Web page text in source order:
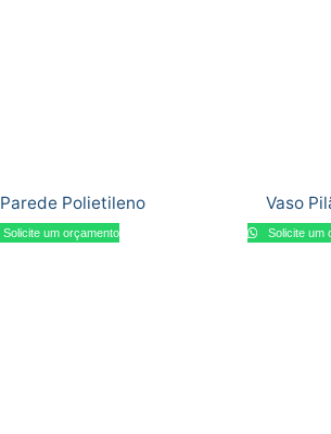
Polietileno
Solicite um orçamento
Vaso
Solicite um